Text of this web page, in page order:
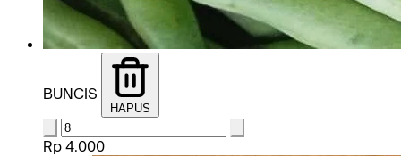
BUNCIS
HAPUS
Rp 4.000